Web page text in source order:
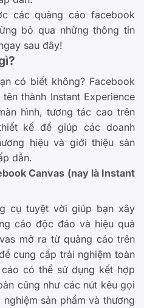
các quảng cáo facebook
bỏ qua những thông tin
sau đây!
có biết không? Facebook
thành Instant Experience
hình, tương tác cao trên
kế để giúp các doanh
hiệu và giới thiệu sản
dẫn.
Canvas (nay là Instant
cụ tuyệt vời giúp bạn xây
cáo độc đáo và hiệu quả
mở ra từ quảng cáo trên
cung cấp trải nghiệm toàn
có thể sử dụng kết hợp
cũng như các nút kêu gọi
sản phẩm và thương